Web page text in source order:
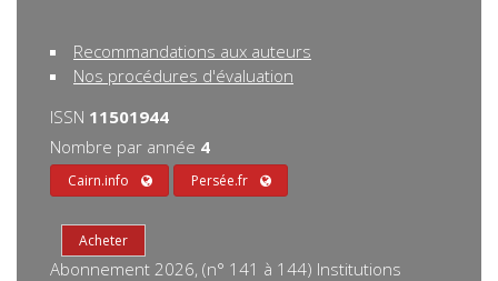
Recommandations aux auteurs
Nos procédures d'évaluation
ISSN 11501944
Nombre par année 4
Cairn.info Persée.fr
Abonnement 2026, (n° 141 à 144) Institutions